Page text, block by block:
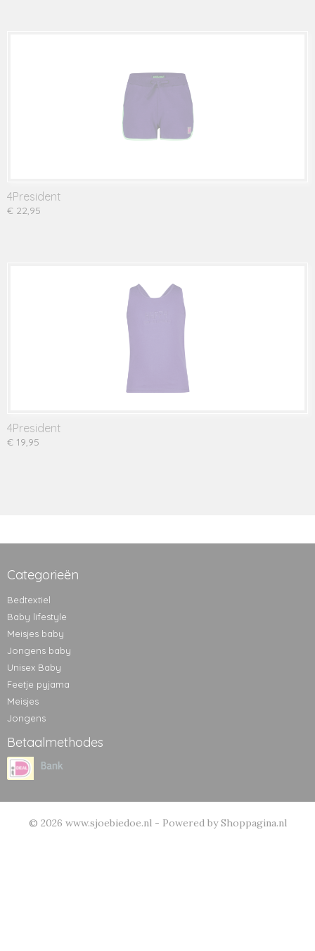
4President
€ 22,95
4President
€ 19,95
Categorieën
Bedtextiel
Baby lifestyle
Meisjes baby
Jongens baby
Unisex Baby
Feetje pyjama
Meisjes
Jongens
Betaalmethodes
© 2026 www.sjoebiedoe.nl - Powered by Shoppagina.nl